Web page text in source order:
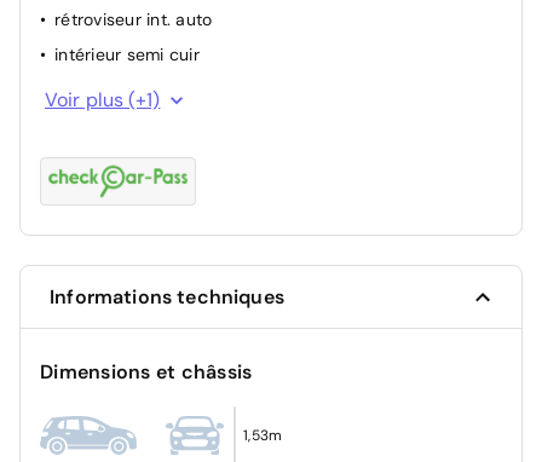
rétroviseur int. auto
intérieur semi cuir
aide de stationnement arrière
Voir plus (+1)
Informations techniques
Dimensions et châssis
1,53m